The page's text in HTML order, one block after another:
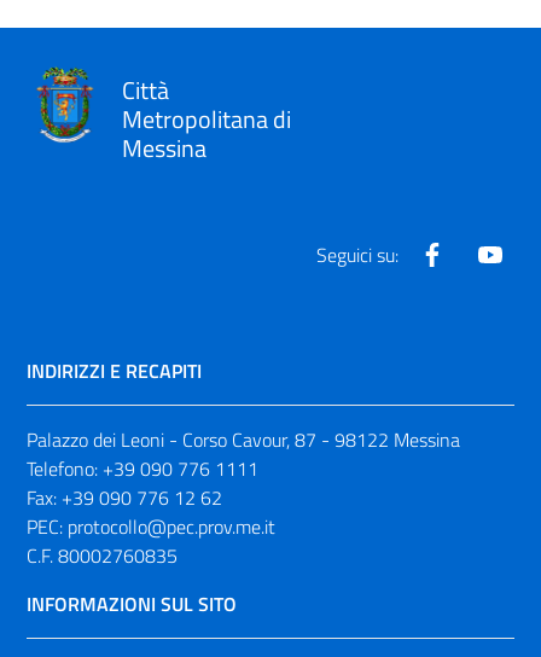
Città
Metropolitana di
Messina
Seguici su: Facebook
INDIRIZZI E RECAPITI
Palazzo dei Leoni - Corso Cavour, 87 - 98122 Messina
Telefono: +39 090 776 1111
Fax: +39 090 776 12 62
PEC: protocollo@pec.prov.me.it
C.F. 80002760835
INFORMAZIONI SUL SITO